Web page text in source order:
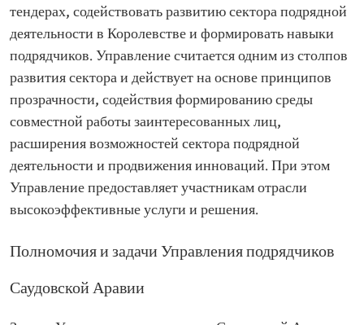
тендерах, содействовать развитию сектора подрядной
деятельности в Королевстве и формировать навыки
подрядчиков. Управление считается одним из столпов
развития сектора и действует на основе принципов
прозрачности, содействия формированию среды
совместной работы заинтересованных лиц,
расширения возможностей сектора подрядной
деятельности и продвижения инноваций. При этом
Управление предоставляет участникам отрасли
высокоэффективные услуги и решения.
Полномочия и задачи Управления подрядчиков
Саудовской Аравии